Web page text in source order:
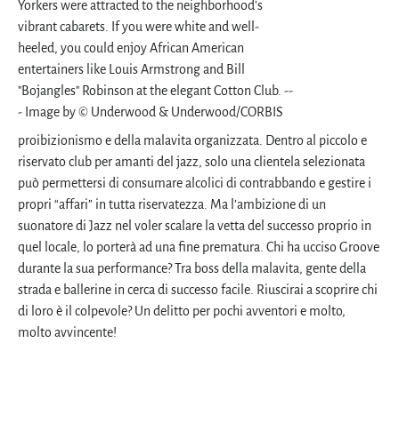
proibizionismo e della malavita organizzata. Dentro al piccolo e
riservato club per amanti del jazz, solo una clientela selezionata
può permettersi di consumare alcolici di contrabbando e gestire i
propri “affari” in tutta riservatezza. Ma l’ambizione di un
suonatore di Jazz nel voler scalare la vetta del successo proprio in
quel locale, lo porterà ad una fine prematura. Chi ha ucciso Groove
durante la sua performance? Tra boss della malavita, gente della
strada e ballerine in cerca di successo facile. Riuscirai a scoprire chi
di loro è il colpevole? Un delitto per pochi avventori e molto,
molto avvincente!